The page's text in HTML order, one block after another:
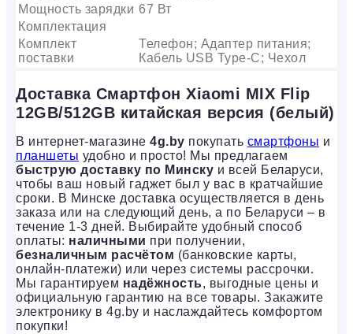
Мощность зарядки 67 Вт
Комплектация
Комплект
поставки
Телефон; Адаптер питания;
Кабель USB Type-C; Чехол
Доставка Смартфон Xiaomi MIX Flip
12GB/512GB китайская версия (белый)
В интернет-магазине 4g.by покупать смартфоны и
планшеты удобно и просто! Мы предлагаем
быструю доставку по Минску и всей Беларуси,
чтобы ваш новый гаджет был у вас в кратчайшие
сроки. В Минске доставка осуществляется в день
заказа или на следующий день, а по Беларуси – в
течение 1-3 дней. Выбирайте удобный способ
оплаты: наличными при получении,
безналичным расчётом (банковские карты,
онлайн-платежи) или через системы рассрочки.
Мы гарантируем надёжность, выгодные цены и
официальную гарантию на все товары. Закажите
электронику в 4g.by и наслаждайтесь комфортом
покупки!